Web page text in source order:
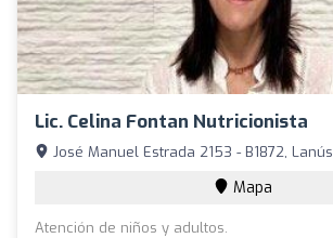
Lic. Celina Fontan Nutricionista
José Manuel Estrada 2153 - B1872, Lanús
Mapa
Atención de niños y adultos.